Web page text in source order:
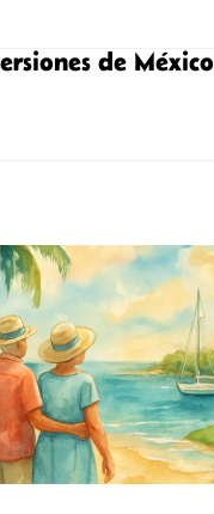
de México